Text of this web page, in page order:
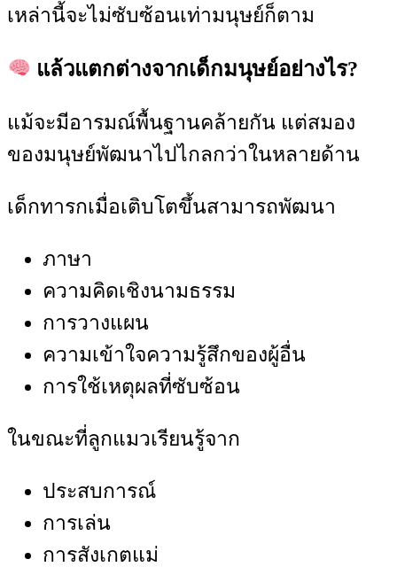
เหล่านี้จะไม่ซับซ้อนเท่ามนุษย์ก็ตาม
แล้วแตกต่างจากเด็กมนุษย์อย่างไร?
แม้จะมีอารมณ์พื้นฐานคล้ายกัน แต่สมอง
ของมนุษย์พัฒนาไปไกลกว่าในหลายด้าน
เด็กทารกเมื่อเติบโตขึ้นสามารถพัฒนา
ภาษา
ความคิดเชิงนามธรรม
การวางแผน
ความเข้าใจความรู้สึกของผู้อื่น
การใช้เหตุผลที่ซับซ้อน
ในขณะที่ลูกแมวเรียนรู้จาก
ประสบการณ์
การเล่น
การสังเกตแม่